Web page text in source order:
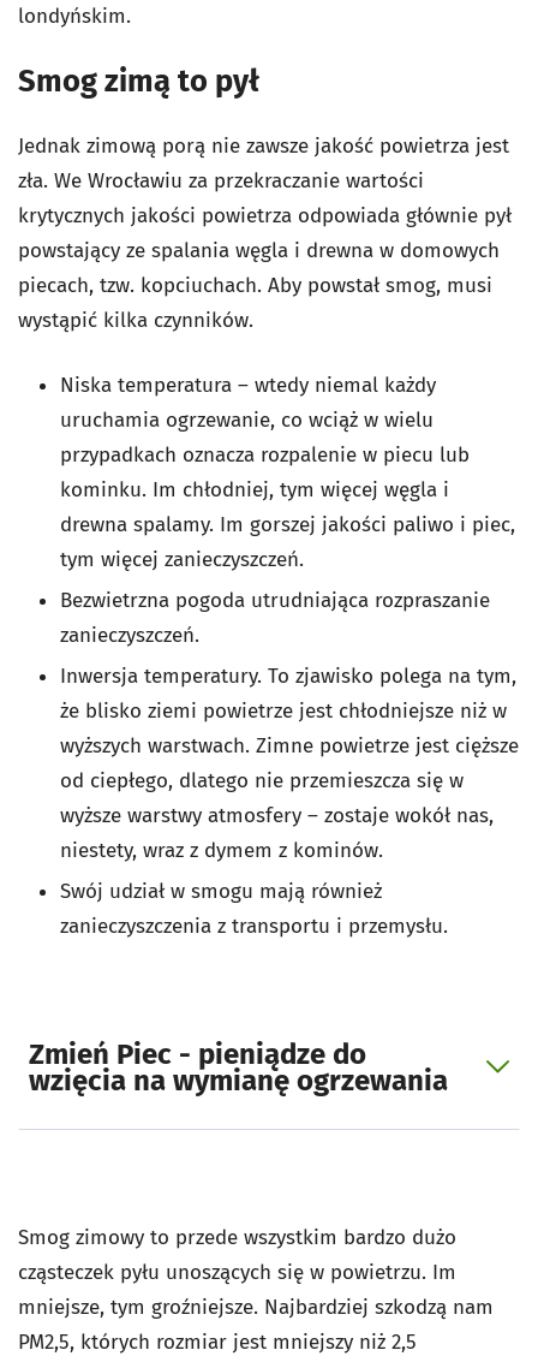
londyńskim.
Smog zimą to pył
Jednak zimową porą nie zawsze jakość powietrza jest
zła. We Wrocławiu za przekraczanie wartości
krytycznych jakości powietrza odpowiada głównie pył
powstający ze spalania węgla i drewna w domowych
piecach, tzw. kopciuchach. Aby powstał smog, musi
wystąpić kilka czynników.
Niska temperatura – wtedy niemal każdy
uruchamia ogrzewanie, co wciąż w wielu
przypadkach oznacza rozpalenie w piecu lub
kominku. Im chłodniej, tym więcej węgla i
drewna spalamy. Im gorszej jakości paliwo i piec,
tym więcej zanieczyszczeń.
Bezwietrzna pogoda utrudniająca rozpraszanie
zanieczyszczeń.
Inwersja temperatury. To zjawisko polega na tym,
że blisko ziemi powietrze jest chłodniejsze niż w
wyższych warstwach. Zimne powietrze jest cięższe
od ciepłego, dlatego nie przemieszcza się w
wyższe warstwy atmosfery – zostaje wokół nas,
niestety, wraz z dymem z kominów.
Swój udział w smogu mają również
zanieczyszczenia z transportu i przemysłu.
Zmień Piec - pieniądze do
wzięcia na wymianę ogrzewania
Smog zimowy to przede wszystkim bardzo dużo
cząsteczek pyłu unoszących się w powietrzu. Im
mniejsze, tym groźniejsze. Najbardziej szkodzą nam
PM2,5, których rozmiar jest mniejszy niż 2,5